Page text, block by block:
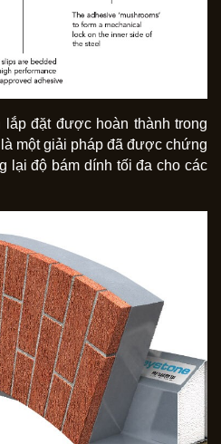
đặt được hoàn thành trong
một giải pháp đã được chứng
lại độ bám dính tối đa cho các